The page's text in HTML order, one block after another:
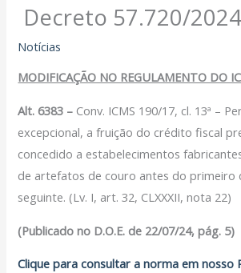
Porque ser um Associado
Dissídios e Convenções
Serviços
Vagas/Oportunidades
Decreto 57.720/2024
Notícias
MODIFICAÇÃO NO REGULAMENTO DO
Alt. 6383 – Conv. ICMS 190/17, cl. 13ª –
excepcional, a fruição do crédito fiscal
concedido a estabelecimentos
de artefatos de couro antes do primeiro
seguinte. (Lv. I, art. 32, CLXXXII, nota 22)
(Publicado no D.O.E. de 22/07/24, pág. 5)
Clique para consultar a norma em nosso